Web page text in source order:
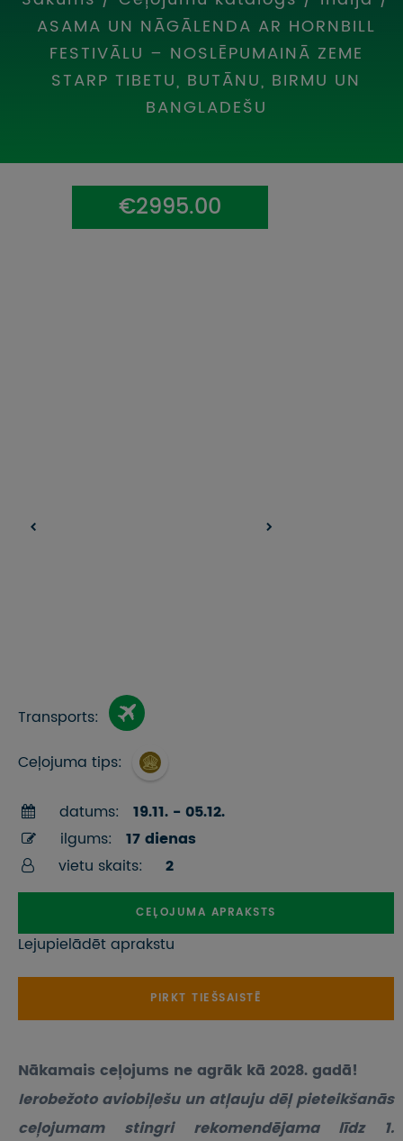
UZŅEMOŠAIS TŪRISMS
IMPRO KONKURSI
PIRMSLĪGUMA INFORMĀCIJA, KLIENTA LĪGUMS,
CEĻOJUMU APDROŠINĀŠANA
VĪZU ANKETAS
ASAMA UN NĀGĀLENDA AR HORNBILL
FESTIVĀLU – NOSLĒPUMAINĀ ZEME
STARP TIBETU, BUTĀNU, BIRMU UN
BANGLADEŠU
€2995.00
Transports:
Ceļojuma tips:
datums:
19.11. - 05.12.
ilgums:
17 dienas
vietu skaits:
2
CEĻOJUMA APRAKSTS
Lejupielādēt aprakstu
PIRKT TIEŠSAISTĒ
Nākamais ceļojums ne agrāk kā 2028. gadā!
Ierobežoto aviobiļešu un atļauju dēļ pieteikšanās
ceļojumam stingri rekomendējama līdz 1.